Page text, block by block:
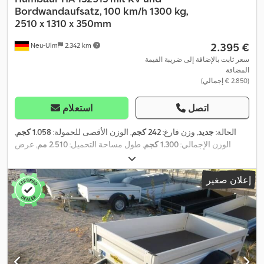
Neu-Ulm 2.342 km
Bordwandaufsatz, 100 km/h 1300 kg,
2510 x 1310 x 350mm
‏2.395 €
سعر ثابت بالإضافة إلى ضريبة القيمة
المضافة
(‏2.850 € إجمالي)
استعلام اتصل
الحالة:جديد, وزن فارغ:242 كجم , الوزن الأقصى للحمولة:1.058 كجم
,
الوزن الإجمالي:1.300 كجم , طول مساحة التحميل:2.510 مم
, عرض
, ارتفاع مساحة التحميل:
التحميل:2,3 م³ , لون:آخر, ارتفاع البناء:1.250 مم , العرض التشغيلي:1.810
مم, إعلان صغير